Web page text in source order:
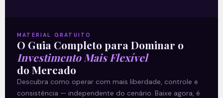
Leia mais
14/06/2021
MATERIAL GRATUITO
O Guia Completo para Dominar o
Investimento Mais Flexível
do Mercado
Descubra como operar com mais liberdade, controle e
consistência — independente do cenário. Baixe agora, é